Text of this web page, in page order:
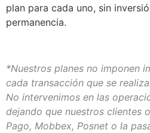
plan para cada uno, sin
permanencia.
*Nuestros planes no imponen
cada transacción que se
No intervenimos en las
dejando que nuestros clientes
Pago, Mobbex, Posnet o la